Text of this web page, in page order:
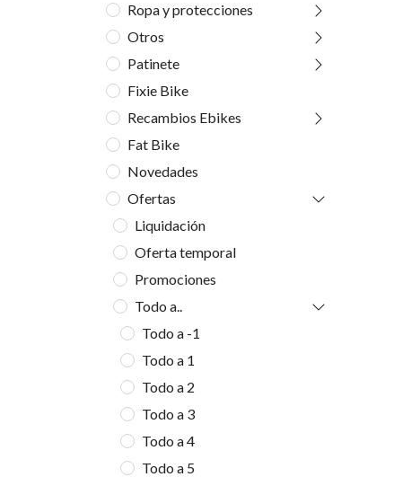
Ropa y protecciones
Otros
Patinete
Fixie Bike
Recambios Ebikes
Fat Bike
Novedades
Ofertas
Liquidación
Oferta temporal
Promociones
Todo a..
Todo a -1
Todo a 1
Todo a 2
Todo a 3
Todo a 4
Todo a 5